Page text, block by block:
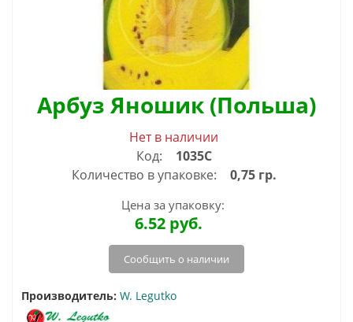
Арбуз Яношик (Польша)
Нет в наличии
Код:
1035С
Количество в упаковке:
0,75 гр.
Цена за упаковку:
6.52 руб.
Сообщить о наличии
Производитель: W. Legutko